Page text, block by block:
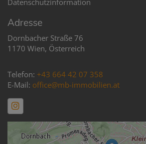
Datenschutzinformation
Adresse
Dornbacher Straße 76
1170 Wien, Österreich
Telefon: +43 664 42 07 358
E-Mail: office@mb-immobilien.at